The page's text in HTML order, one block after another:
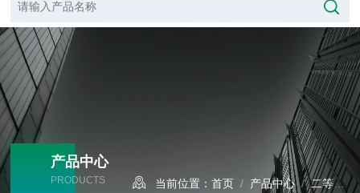
产品中心
PRODUCTS 当前位置：首页 / 产品中心/二等标准水银温度计